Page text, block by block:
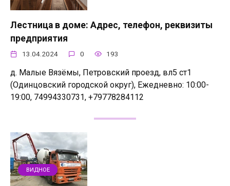
Лестница в доме: Адрес, телефон, реквизиты
предприятия
13.04.2024 0 193
д. Малые Вязёмы, Петровский проезд, вл5 ст1
(Одинцовский городской округ), Ежедневно: 10:00-
19:00, 74994330731, +79778284112
ВИДНОЕ